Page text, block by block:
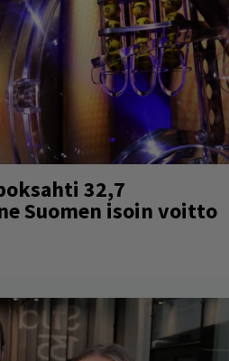
32,7
Suomen isoin voitto